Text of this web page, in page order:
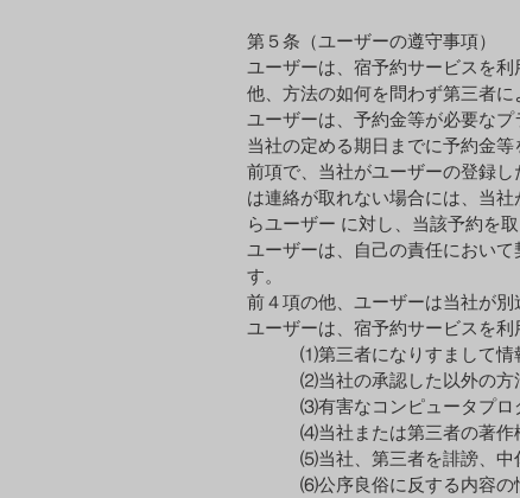
第５条（ユーザーの遵守事項）
ユーザーは、宿予約サービスを
他、⽅法の如何を問わず第三者に
ユーザーは、予約⾦等が必要な
当社の定める期⽇までに予約⾦
前項で、当社がユーザーの登録
は連絡が取れない場合には、当
らユーザー に対し、当該予約を
ユーザーは、⾃⼰の責任におい
す。
前４項の他、ユーザーは当社が別
ユーザーは、宿予約サービスを
⑴​​​​​​​​​第三者になりすまして情報
⑵当社の承認した以外の⽅法
⑶有害なコンピュータプログラ
⑷当社または第三者の著作権
⑸当社、第三者を誹謗、中傷
⑹公序良俗に反する内容の情